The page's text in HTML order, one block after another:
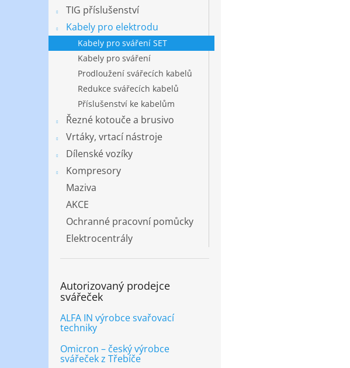
TIG příslušenství
Kabely pro elektrodu
Kabely pro sváření SET
Kabely pro sváření
Prodloužení svářecích kabelů
Redukce svářecích kabelů
Příslušenství ke kabelům
Řezné kotouče a brusivo
Vrtáky, vrtací nástroje
Dílenské vozíky
Kompresory
Maziva
AKCE
Ochranné pracovní pomůcky
Elektrocentrály
Autorizovaný prodejce
svářeček
ALFA IN výrobce svařovací
techniky
Omicron – český výrobce
svářeček z Třebíče